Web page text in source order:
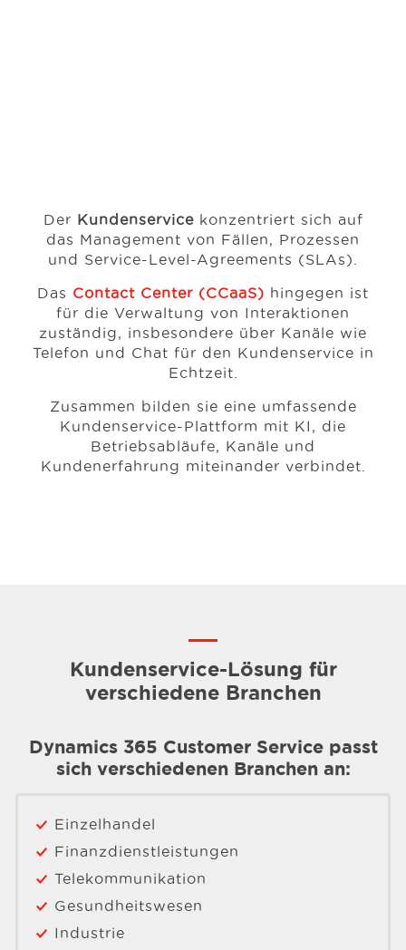
Der Kundenservice konzentriert sich auf
das Management von Fällen, Prozessen
und Service-Level-Agreements (SLAs).
Das Contact Center (CCaaS) hingegen ist
für die Verwaltung von Interaktionen
zuständig, insbesondere über Kanäle wie
Telefon und Chat für den Kundenservice in
Echtzeit.
Zusammen bilden sie eine umfassende
Kundenservice-Plattform mit KI, die
Betriebsabläufe, Kanäle und
Kundenerfahrung miteinander verbindet.
Kundenservice-Lösung für
verschiedene Branchen
Dynamics 365 Customer Service passt
sich verschiedenen Branchen an:
Einzelhandel
Finanzdienstleistungen
Telekommunikation
Gesundheitswesen
Industrie